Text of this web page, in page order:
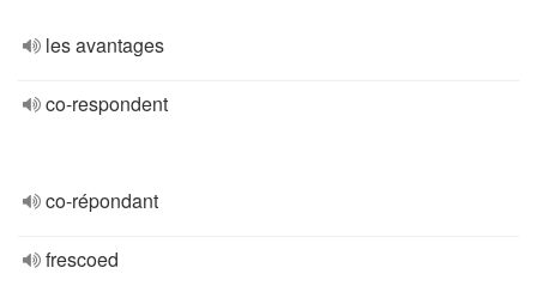
les avantages
co-respondent
co-répondant
frescoed